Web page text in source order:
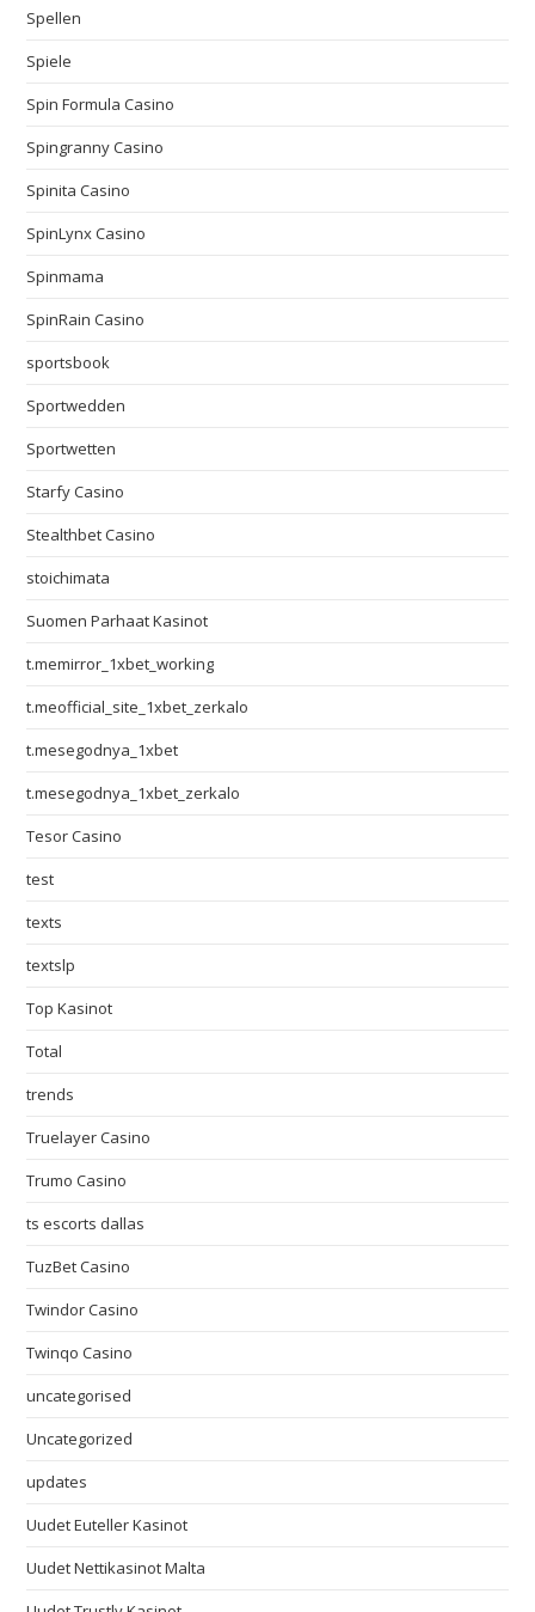
Spellen
Spiele
Spin Formula Casino
Spingranny Casino
Spinita Casino
SpinLynx Casino
Spinmama
SpinRain Casino
sportsbook
Sportwedden
Sportwetten
Starfy Casino
Stealthbet Casino
stoichimata
Suomen Parhaat Kasinot
t.memirror_1xbet_working
t.meofficial_site_1xbet_zerkalo
t.mesegodnya_1xbet
t.mesegodnya_1xbet_zerkalo
Tesor Casino
test
texts
textslp
Top Kasinot
Total
trends
Truelayer Casino
Trumo Casino
ts escorts dallas
TuzBet Casino
Twindor Casino
Twinqo Casino
uncategorised
Uncategorized
updates
Uudet Euteller Kasinot
Uudet Nettikasinot Malta